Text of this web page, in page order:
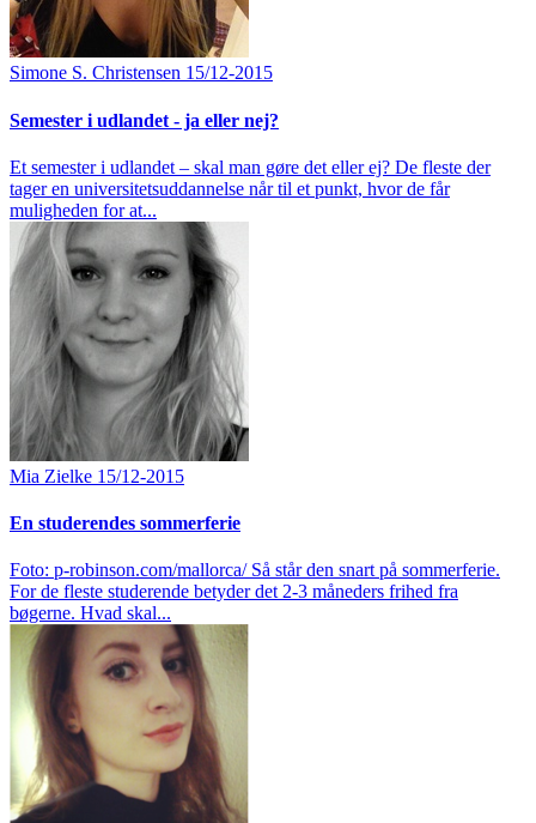
Simone S. Christensen 15/12-2015
Semester i udlandet - ja eller nej?
Et semester i udlandet – skal man gøre det eller ej? De fleste der
tager en universitetsuddannelse når til et punkt, hvor de får
muligheden for at...
Mia Zielke 15/12-2015
En studerendes sommerferie
Foto: p-robinson.com/mallorca/ Så står den snart på sommerferie.
For de fleste studerende betyder det 2-3 måneders frihed fra
bøgerne. Hvad skal...